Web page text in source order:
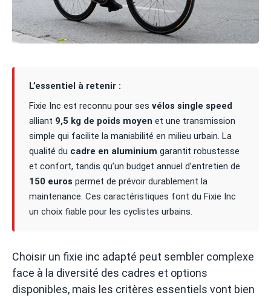
L’essentiel à retenir :
Fixie Inc est reconnu pour ses vélos single speed
alliant 9,5 kg de poids moyen et une transmission
simple qui facilite la maniabilité en milieu urbain. La
qualité du cadre en aluminium garantit robustesse
et confort, tandis qu’un budget annuel d’entretien de
150 euros permet de prévoir durablement la
maintenance. Ces caractéristiques font du Fixie Inc
un choix fiable pour les cyclistes urbains.
Choisir un fixie inc adapté peut sembler complexe
face à la diversité des cadres et options
disponibles, mais les critères essentiels vont bien